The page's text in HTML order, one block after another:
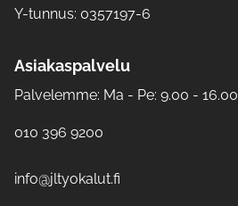
Y-tunnus: 0357197-6
Asiakaspalvelu
Palvelemme: Ma - Pe: 9.00 - 16.00
010 396 9200
info@jltyokalut.fi